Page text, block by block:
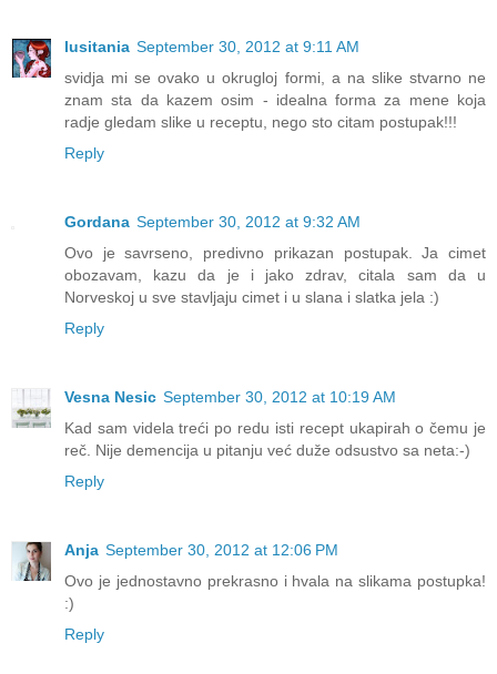
lusitania September 30, 2012 at 9:11 AM
svidja mi se ovako u okrugloj formi, a na slike stvarno ne
znam sta da kazem osim - idealna forma za mene koja
radje gledam slike u receptu, nego sto citam postupak!!!
Reply
Gordana September 30, 2012 at 9:32 AM
Ovo je savrseno, predivno prikazan postupak. Ja cimet
obozavam, kazu da je i jako zdrav, citala sam da u
Norveskoj u sve stavljaju cimet i u slana i slatka jela :)
Reply
Vesna Nesic September 30, 2012 at 10:19 AM
Kad sam videla treći po redu isti recept ukapirah o čemu je
reč. Nije demencija u pitanju već duže odsustvo sa neta:-)
Reply
Anja September 30, 2012 at 12:06 PM
Ovo je jednostavno prekrasno i hvala na slikama postupka!
:)
Reply